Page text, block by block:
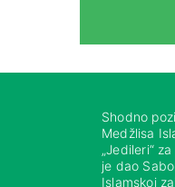
Shodno
Medžlisa
„Jedileri“
je dao
Islamskoj